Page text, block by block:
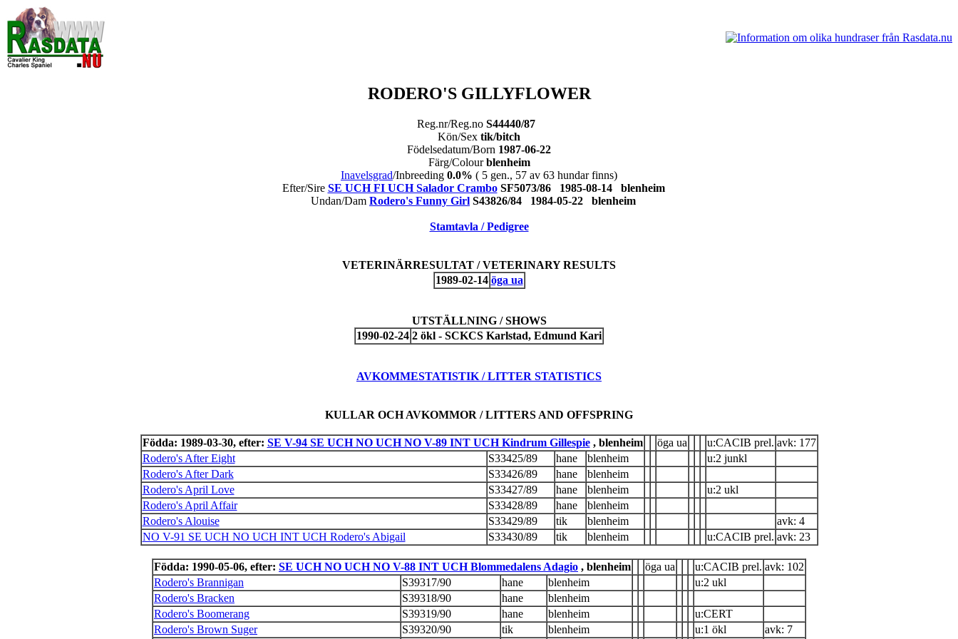
RODERO'S GILLYFLOWER
Reg.nr/Reg.no S44440/87
Kön/Sex tik/bitch
Födelsedatum/Born 1987-06-22
Färg/Colourblenheim
Inavelsgrad/Inbreeding 0.0% ( 5 gen., 57 av 63 hundar finns)
Efter/Sire SE UCH FI UCH Salador CramboSF5073/86 1985-08-14 blenheim
Undan/Dam Rodero's Funny Girl S43826/84 1984-05-22 blenheim
Stamtavla / Pedigree
VETERINÄRRESULTAT / VETERINARY RESULTS
1989-02-14 öga ua
UTSTÄLLNING / SHOWS
1990-02-24 2 ökl - SCKCS Karlstad, Edmund Kari
AVKOMMESTATISTIK / LITTER STATISTICS
KULLAR OCH AVKOMMOR / LITTERS AND OFFSPRING
Födda: 1989-03-30, efter: SE V-94 SE UCH NO UCH NO V-89 INT UCH Kindrum Gillespie, blenheim öga ua u:CACIB prel. avk: 177
Rodero's After Eight
S33425/89 hane blenheim
u:2 junkl
Rodero's After Dark
S33426/89 hane
blenheim
Rodero's April Love
S33427/89 hane blenheim
u:2 ukl
Rodero's April Affair
S33428/89 hane
blenheim
Rodero's Alouise
S33429/89 tik blenheim
avk: 4
NO V-91 SE UCH NO UCH INT UCH Rodero's Abigail
S33430/89 tik blenheim u:CACIB prel. avk: 23
Födda: 1990-05-06, efter: SE UCH NO UCH NO V-88 INT UCH Blommedalens Adagio , blenheim öga ua u:CACIB prel. avk: 102
Rodero's Brannigan
S39317/90 hane blenheim
u:2 ukl
Rodero's Bracken
S39318/90 hane
blenheim
Rodero's Boomerang
S39319/90 hane blenheim
u:CERT
Rodero's Brown Suger
S39320/90 tik blenheim u:1 ökl
avk: 7